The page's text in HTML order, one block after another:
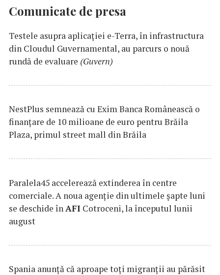
Comunicate de presa
Testele asupra aplicaţiei e-Terra, în infrastructura
din Cloudul Guvernamental, au parcurs o nouă
rundă de evaluare (Guvern)
NestPlus semnează cu Exim Banca Românească o
finanțare de 10 milioane de euro pentru Brăila
Plaza, primul street mall din Brăila
Paralela45 accelerează extinderea în centre
comerciale. A noua agenție din ultimele șapte luni
se deschide înAFI Cotroceni, la începutul lunii
august
Spania anunţă că aproape toţi migranţii au părăsit